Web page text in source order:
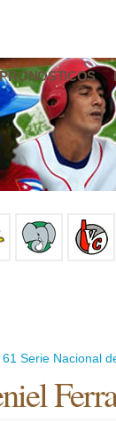
PRONÓSTICOS
61 Serie Nacional